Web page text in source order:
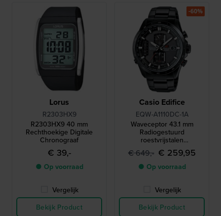
Lorus
R2303HX9
R2303HX9 40 mm
Rechthoekige Digitale
Chronograaf
€ 39,-
● Op voorraad
Vergelijk
Bekijk Product
Casio Edifice
EQW-A1110DC-1A
Waveceptor 43.1 mm
Radiogestuurd
roestvrijstalen
quartzhorloge op zonne-
energie met 24-
uursindicator
€ 649,- € 259,95
● Op voorraad
Vergelijk
Bekijk Product
-60%